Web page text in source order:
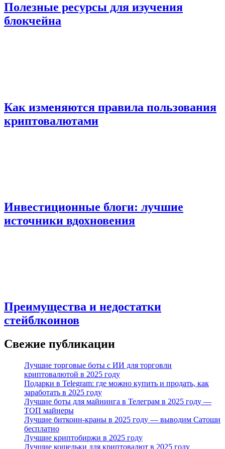
Полезные ресурсы для изучения
блокчейна
Как изменяются правила пользования
криптовалютами
Инвестиционные блоги: лучшие
источники вдохновения
Преимущества и недостатки
стейблкоинов
Свежие публикации
Лучшие торговые боты с ИИ для торговли
криптовалютой в 2025 году
Подарки в Telegram: где можно купить и продать, как
заработать в 2025 году
Лучшие боты для майнинга в Телеграм в 2025 году —
ТОП майнеры
Лучшие биткоин-краны в 2025 году — выводим Сатоши
бесплатно
Лучшие криптобиржи в 2025 году
Лучшие кошельки для криптовалют в 2025 году